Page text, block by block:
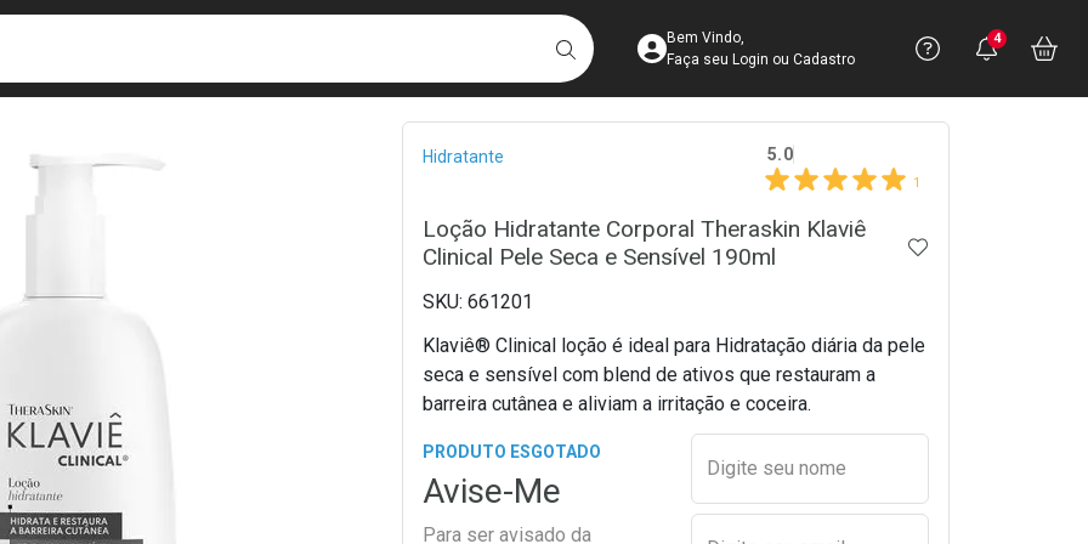
BUSCARAcesse sua Conta
Bem Vindo,
Faça seu Login ou Cadastro
Precisa
Ver Recursos
Você
4
Breadcrumb
Hidratante 5.0
1
Loção Hidratante Corporal Theraskin Klaviê
Clinical Pele Seca e Sensível 190ml
ADICIONAR AOS
661201
Klaviê® Clinical loção é ideal para Hidratação diária da pele
seca e sensível com blend de ativos que restauram a
barreira cutânea e aliviam a irritação e coceira.
PRODUTO ESGOTADO
Avise-Me
Para ser avisado da
Preencher nome e email
Digite seu nome